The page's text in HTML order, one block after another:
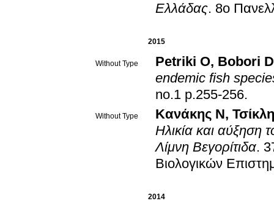
Ελλάδας. 8ο
2015
Without Type Petriki O, Bobori
endemic fish
no.1 p.255-256.
Without Type Κανάκης Ν,
Ηλικία και αύξηση
Λίμνη Βεγορίτιδα.
Βιολογικών
2014